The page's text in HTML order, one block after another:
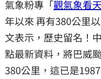
氣象粉專「觀氣象看
年以來 再有380公里
文表示，歷史留名！
點最新資料，將巴威
380公里，這已是